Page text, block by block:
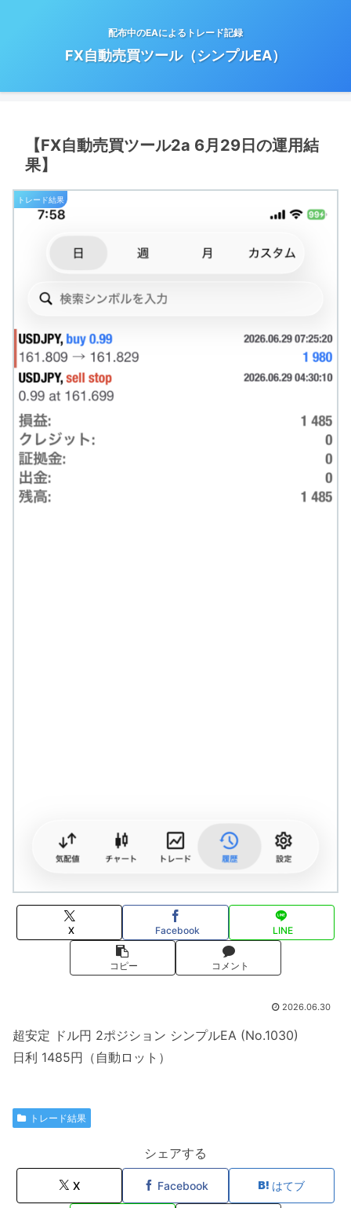
配布中のEAによるトレード記録
FX自動売買ツール（シンプルEA）
【FX自動売買ツール2a 6月29日の運用結
果】
トレード結果
X Facebook LINE
コピー コメント
2026.06.30
超安定 ドル円 2ポジション シンプルEA (No.1030)
日利 1485円（自動ロット）
トレード結果
シェアする
X Facebook はてブ